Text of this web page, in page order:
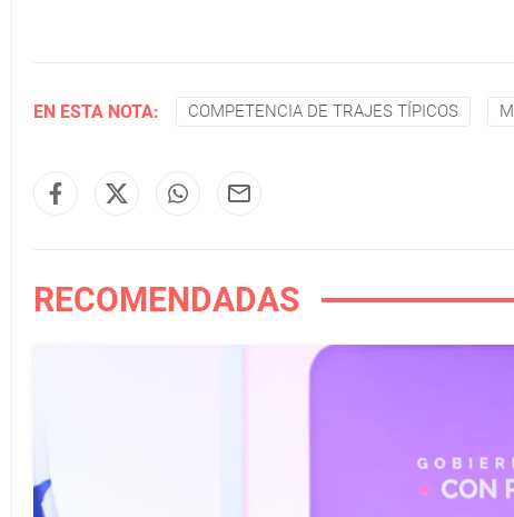
EN ESTA NOTA: COMPETENCIA DE TRAJES TÍPICOS
RECOMENDADAS